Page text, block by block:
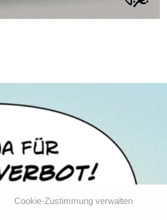
Cookie-Zustimmung verwalten